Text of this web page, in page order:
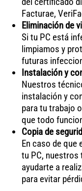
Facturae,
Eliminación de
Si tu PC está
limpiamos y
futuras
Instalación y
Nuestros
instalación y
para tu trabajo
que todo
Copia de
En caso de que
tu PC, nuestros
ayudarte a
para evitar